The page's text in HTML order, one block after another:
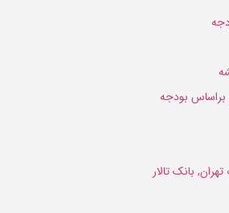
بودجه
بانک تالار